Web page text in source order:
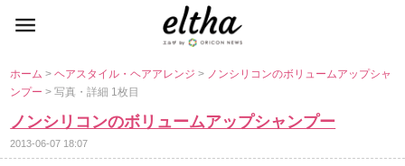
ホーム>ヘアスタイル・ヘアアレンジ> ノンシリコンのボリュームアップシャ
ンプー> 写真・詳細 1枚目
ノンシリコンのボリュームアップシャンプー
2013-06-07 18:07